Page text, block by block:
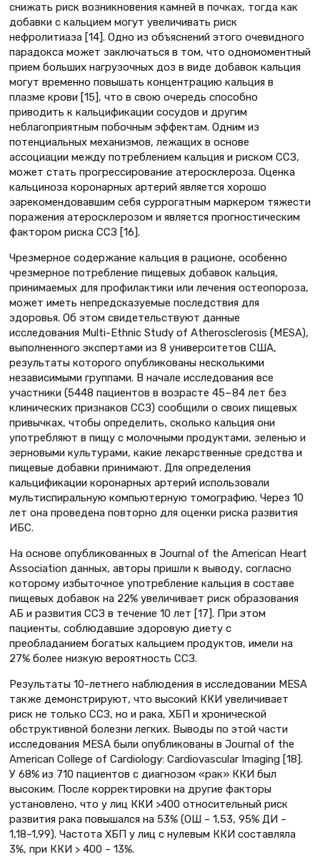
снижать риск возникновения камней в почках, тогда как
добавки с кальцием могут увеличивать риск
нефролитиаза [14]. Одно из объяснений этого очевидного
парадокса может заключаться в том, что одномоментный
прием больших нагрузочных доз в виде добавок кальция
могут временно повышать концентрацию кальция в
плазме крови [15], что в свою очередь способно
приводить к кальцификации сосудов и другим
неблагоприятным побочным эффектам. Одним из
потенциальных механизмов, лежащих в основе
ассоциации между потреблением кальция и риском ССЗ,
может стать прогрессирование атеросклероза. Оценка
кальциноза коронарных артерий является хорошо
зарекомендовавшим себя суррогатным маркером тяжести
поражения атеросклерозом и является прогностическим
фактором риска ССЗ [16].
Чрезмерное содержание кальция в рационе, особенно
чрезмерное потребление пищевых добавок кальция,
принимаемых для профилактики или лечения остеопороза,
может иметь непредсказуемые последствия для
здоровья. Об этом свидетельствуют данные
исследования Multi-Ethnic Study of Atherosclerosis (MESA),
выполненного экспертами из 8 университетов США,
результаты которого опубликованы несколькими
независимыми группами. В начале исследования все
участники (5448 пациентов в возрасте 45−84 лет без
клинических признаков ССЗ) сообщили о своих пищевых
привычках, чтобы определить, сколько кальция они
употребляют в пищу с молочными продуктами, зеленью и
зерновыми культурами, какие лекарственные средства и
пищевые добавки принимают. Для определения
кальцификации коронарных артерий использовали
мультиспиральную компьютерную томографию. Через 10
лет она проведена повторно для оценки риска развития
ИБС.
На основе опубликованных в Journal of the American Heart
Association данных, авторы пришли к выводу, согласно
которому избыточное употребление кальция в составе
пищевых добавок на 22% увеличивает риск образования
АБ и развития ССЗ в течение 10 лет [17]. При этом
пациенты, соблюдавшие здоровую диету с
преобладанием богатых кальцием продуктов, имели на
27% более низкую вероятность ССЗ.
Результаты 10-летнего наблюдения в исследовании MESA
также демонстрируют, что высокий ККИ увеличивает
риск не только ССЗ, но и рака, ХБП и хронической
обструктивной болезни легких. Выводы по этой части
исследования MESA были опубликованы в Journal of the
American College of Cardiology: Cardiovascular Imaging [18].
У 68% из 710 пациентов с диагнозом «рак» ККИ был
высоким. После корректировки на другие факторы
установлено, что у лиц ККИ >400 относительный риск
развития рака повышался на 53% (ОШ – 1,53, 95% ДИ –
1,18–1,99). Частота ХБП у лиц с нулевым ККИ составляла
3%, при ККИ > 400 – 13%.